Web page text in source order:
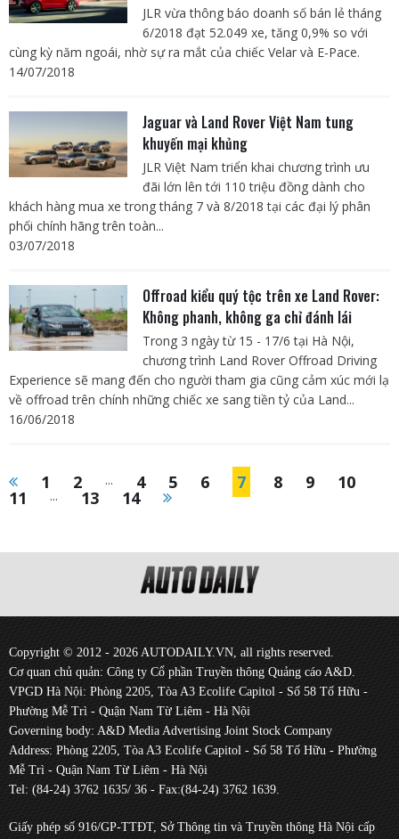
JLR vừa thông báo doanh số bán lẻ tháng
6/2018 đạt 52.049 xe, tăng 0,9% so với
cùng kỳ năm ngoái, nhờ sự ra mắt của chiếc Velar và E-Pace.
14/07/2018
Jaguar và Land Rover Việt Nam tung
khuyến mại khủng
JLR Việt Nam triển khai chương trình ưu
đãi lớn lên tới 110 triệu đồng dành cho
khách hàng mua xe trong tháng 7 và 8/2018 tại các đại lý phân
phối chính hãng trên toàn...
03/07/2018
Offroad kiểu quý tộc trên xe Land Rover:
Không phanh, không ga chỉ đánh lái
Trong 3 ngày từ 15 - 17/6 tại Hà Nội,
chương trình Land Rover Offroad Driving
Experience sẽ mang đến cho người tham gia cũng cảm xúc mới lạ
về offroad trên chính những chiếc xe sang tiền tỷ của Land...
16/06/2018
1 2 ... 4 5 6 7 8 9 10
11 ... 13 14
Copyright © 2012 - 2026 AUTODAILY.VN, all rights reserved.
Cơ quan chủ quản: Công ty Cổ phần Truyền thông Quảng cáo A&D.
VPGD Hà Nội: Phòng 2205, Tòa A3 Ecolife Capitol - Số 58 Tố Hữu -
Phường Mễ Trì - Quận Nam Từ Liêm - Hà Nội
Governing body: A&D Media Advertising Joint Stock Company
Address: Phòng 2205, Tòa A3 Ecolife Capitol - Số 58 Tố Hữu - Phường
Mễ Trì - Quận Nam Từ Liêm - Hà Nội
Tel: (84-24) 3762 1635/ 36 - Fax:(84-24) 3762 1639.
Giấy phép số 916/GP-TTĐT, Sở Thông tin và Truyền thông Hà Nội cấp